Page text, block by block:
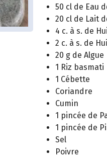
50 cl de Eau
20 cl de Lait
4 c. à s. de
2 c. à s. de
20 g de Algue
1 Riz basmati
1 Cébette
Coriandre
Cumin
1 pincée de
1 pincée de
Sel
Poivre